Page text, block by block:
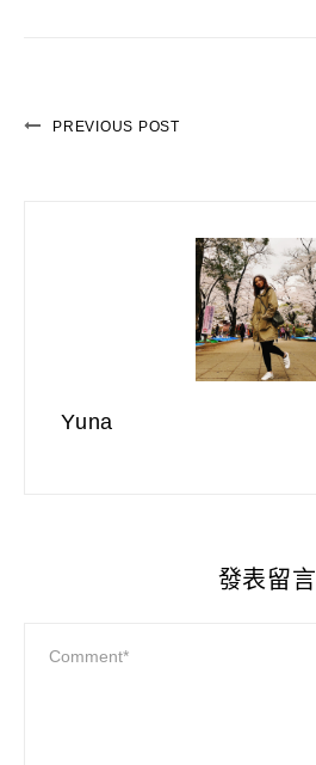
PREVIOUS POST
Yuna
發表留言